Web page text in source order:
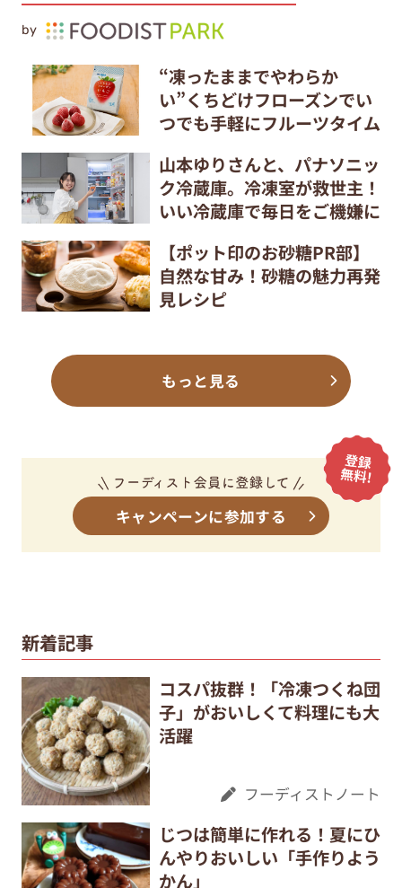
by
“凍ったままでやわらか
い”くちどけフローズンでい
つでも手軽にフルーツタイム
山本ゆりさんと、パナソニッ
ク冷蔵庫。冷凍室が救世主！
いい冷蔵庫で毎日をご機嫌に
【ポット印のお砂糖PR部】
自然な甘み！砂糖の魅力再発
見レシピ
もっと見る
キャンペーンに参加する
新着記事
コスパ抜群！「冷凍つくね団
子」がおいしくて料理にも大
活躍
フーディストノート
じつは簡単に作れる！夏にひ
んやりおいしい「手作りよう
かん」